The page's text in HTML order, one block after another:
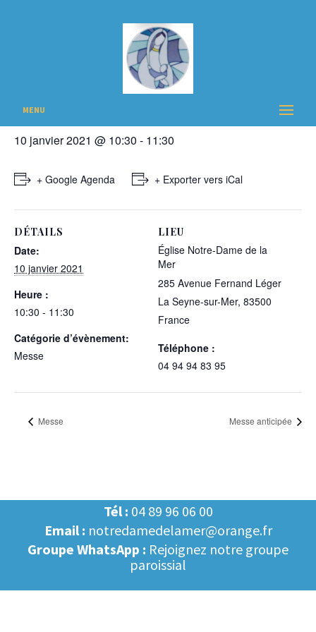
MENU
« Tous les Évènements
Cet évènement est passé
Messe
10 janvier 2021 @ 10:30 - 11:30
+ Google Agenda + Exporter vers iCal
DÉTAILS
Date:
10 janvier 2021
Heure :
10:30 - 11:30
Catégorie d’évènement:
Messe
LIEU
Église Notre-Dame de la
Mer
285 Avenue Fernand Léger
La Seyne-sur-Mer, 83500
France
Téléphone :
04 94 94 83 95
Messe Messe anticipée
Tél : 04 89 96 06 00
Email : notredamedelamer@orange.fr
Groupe WhatsApp : Rejoignez notre groupe
paroissial